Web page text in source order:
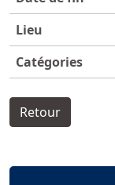
Lieu
Catégories
Retour